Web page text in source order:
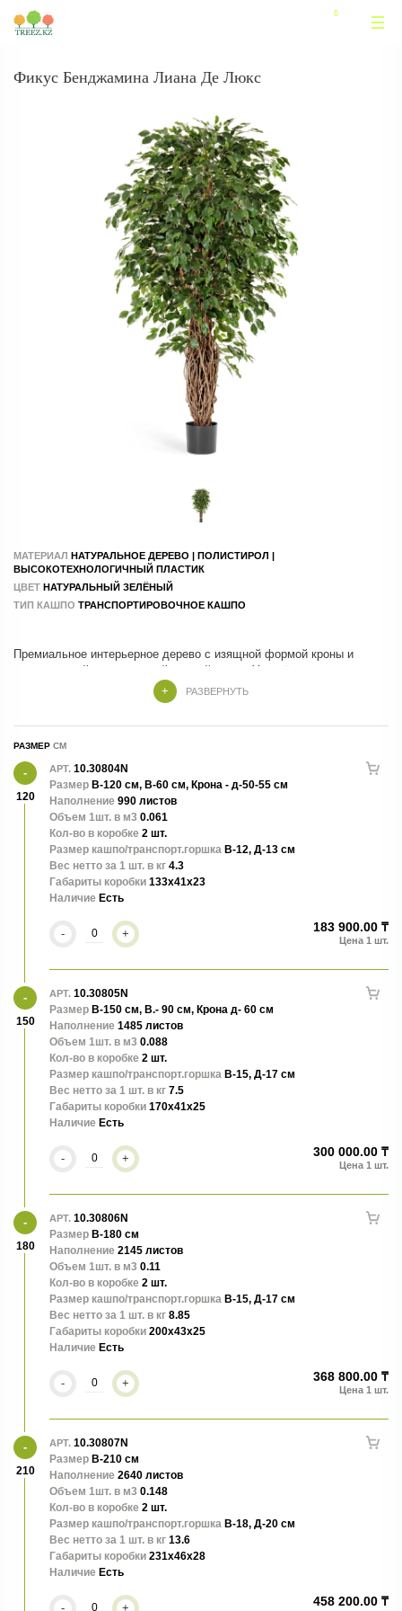
Фикус Бенджамина Лиана Де Люкс
МАТЕРИАЛ НАТУРАЛЬНОЕ ДЕРЕВО | ПОЛИСТИРОЛ |
ВЫСОКОТЕХНОЛОГИЧНЫЙ ПЛАСТИК
ЦВЕТ НАТУРАЛЬНЫЙ ЗЕЛЁНЫЙ
ТИП КАШПО ТРАНСПОРТИРОВОЧНОЕ КАШПО
Премиальное интерьерное дерево с изящной формой кроны и
реалистичной детализацией каждой ветви. Утончённая
лиановидная структура, густая зелёная листва и натуральная
фактура создают эффект живого растения, наполняя пространство
и общественных пространств. Сохраняет безупречный внешний вид
круглый год без полива и специального ухода.
РАЗВЕРНУТЬ
РАЗМЕР
120
АРТ. 10.30804N
Размер В-120 см, В-60 см, Крона - д-50-55 см
Наполнение 990 листов
Объем 1шт. в м3 0.061
Кол-во в коробке 2 шт.
Размер кашпо/транспорт.горшка В-12, Д-13 см
Вес нетто за 1 шт. в кг 4.3
Габариты коробки 133x41x23
Наличие Есть
- + 183 900.00 ₸
150
АРТ. 10.30805N
Размер В-150 см, В.- 90 см, Крона д- 60 см
Наполнение 1485 листов
Объем 1шт. в м3 0.088
Кол-во в коробке 2 шт.
Размер кашпо/транспорт.горшка В-15, Д-17 см
Вес нетто за 1 шт. в кг 7.5
Габариты коробки 170x41x25
Наличие Есть
- + 300 000.00 ₸
180
АРТ. 10.30806N
Размер В-180 см
Наполнение 2145 листов
Объем 1шт. в м3 0.11
Кол-во в коробке 2 шт.
Размер кашпо/транспорт.горшка В-15, Д-17 см
Вес нетто за 1 шт. в кг 8.85
Габариты коробки 200x43x25
Наличие Есть
- + 368 800.00 ₸
210
АРТ. 10.30807N
Размер В-210 см
Наполнение 2640 листов
Объем 1шт. в м3 0.148
Кол-во в коробке 2 шт.
Размер кашпо/транспорт.горшка В-18, Д-20 см
Вес нетто за 1 шт. в кг 13.6
Габариты коробки 231x46x28
Наличие Есть
- + 458 200.00 ₸